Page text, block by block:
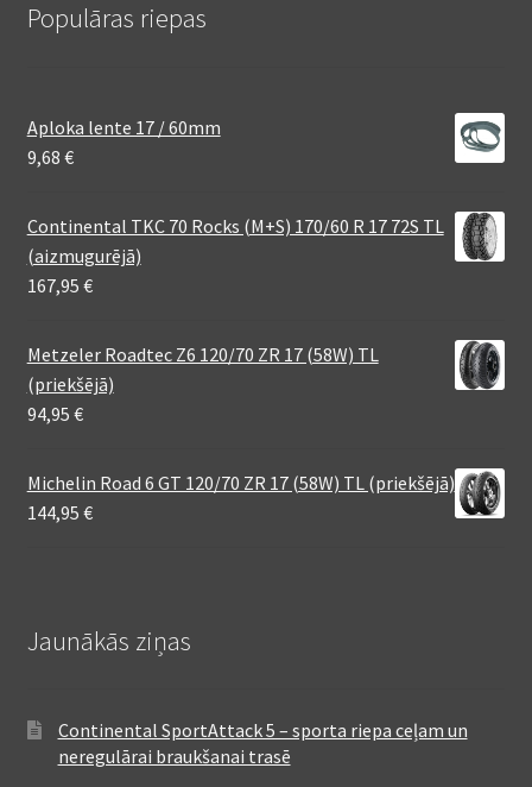
Populāras riepas
Aploka lente 17 / 60mm
9,68 €
Continental TKC 70 Rocks (M+S) 170/60 R 17 72S TL
(aizmugurējā)
167,95 €
Metzeler Roadtec Z6 120/70 ZR 17 (58W) TL
(priekšējā)
94,95 €
Michelin Road 6 GT 120/70 ZR 17 (58W) TL (priekšējā)
144,95 €
Jaunākās ziņas
Continental SportAttack 5 – sporta riepa ceļam un
neregulārai braukšanai trasē